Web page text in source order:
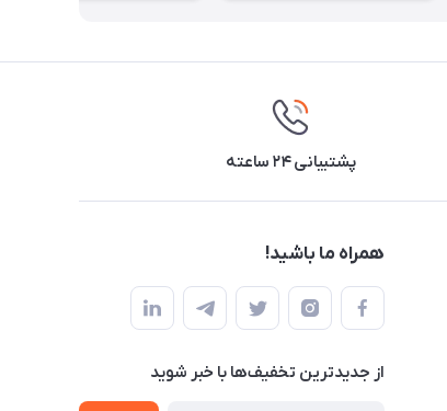
پشتیبانی ۲۴ ساعته
همراه ما باشید!
از جدید‌ترین تخفیف‌ها با‌ خبر شوید